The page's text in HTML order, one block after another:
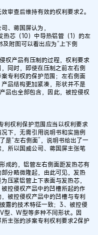
审查后维持有效的权利要求2。
、蒋国屏认为，
热芯（10）中导热铝管（1）的左
及附图可以看出应为“上下侧
权产品有压制的过程，权利要求
同时，即使在压制之前左右侧
专利权的保护范围；左右侧面
品结构更加紧凑，形状并不是
品也全部包含，因此，被控侵权
利权利保护范围应当以权利要求
下，无需引用说明书和实施例
“左右侧面”，说明书给出了一
所以国威公司、蒋国屏主张笔
成的，铝管左右侧面距发热芯有
分略微隆起，由此可见，发热
压紧铝管上下表面与发热芯，
控侵权产品中的凹槽所起的作
被控侵权产品中的凹槽与专利
的技术特征一致；3、被控侵
型、W型等多种不同形状。因
主张的涉案专利权利要求2保护